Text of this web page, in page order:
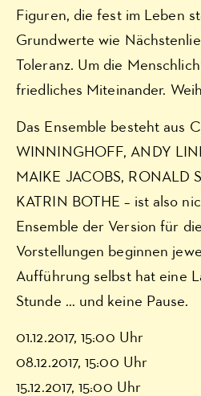
Figuren, die fest im Leben
Grundwerte wie
Toleranz. Um die
friedliches Miteinander.
Das Ensemble besteht aus
WINNINGHOFF, ANDY
MAIKE JACOBS, RONALD
KATRIN BOTHE – ist also
Ensemble der Version für
Vorstellungen beginnen
Aufführung selbst hat eine
Stunde … und keine Pause.
01.12.2017, 15:00 Uhr
08.12.2017, 15:00 Uhr
15.12.2017, 15:00 Uhr